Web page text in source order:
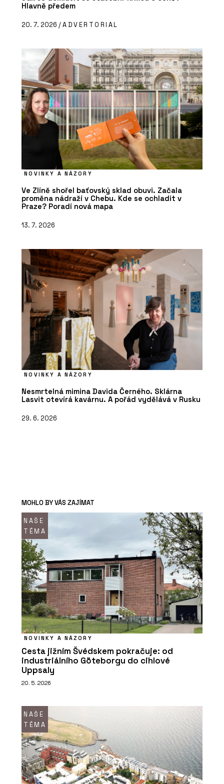
Hlavně předem
20. 7. 2026 /ADVERTORIAL
NOVINKY A NÁZORY
Ve Zlíně shořel baťovský sklad obuvi. Začala
proměna nádraží v Chebu. Kde se ochladit v
Praze? Poradí nová mapa
13. 7. 2026
NOVINKY A NÁZORY
Nesmrtelná mimina Davida Černého. Sklárna
Lasvit otevírá kavárnu. A pořád vydělává v Rusku
29. 6. 2026
MOHLO BY VÁS ZAJÍMAT
NAŠE
TÉMA
NOVINKY A NÁZORY
Cesta jižním Švédskem pokračuje: od
industriálního Göteborgu do cihlové
Uppsaly
20. 5. 2026
NAŠE
TÉMA